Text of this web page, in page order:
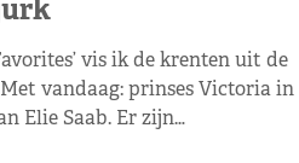
vis ik de krenten uit de
vandaag: prinses Victoria in
Elie Saab. Er zijn…